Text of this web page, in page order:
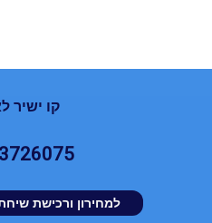
קו ישיר
למחירון ורכישת